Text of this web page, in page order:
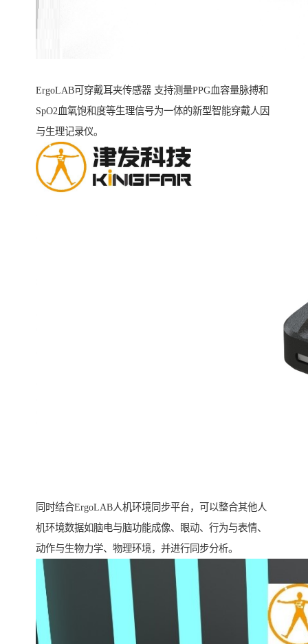
ErgoLAB可穿戴耳夹传感器 支持测量PPG血容量脉搏和
SpO2血氧饱和度等生理信号为一体的新型智能穿戴人因
与生理记录仪。
同时结合ErgoLAB人机环境同步平台，可以整合其他人
机环境数据如脑电与脑功能成像、眼动、行为与表情、
动作与生物力学、物理环境，并进行同步分析。